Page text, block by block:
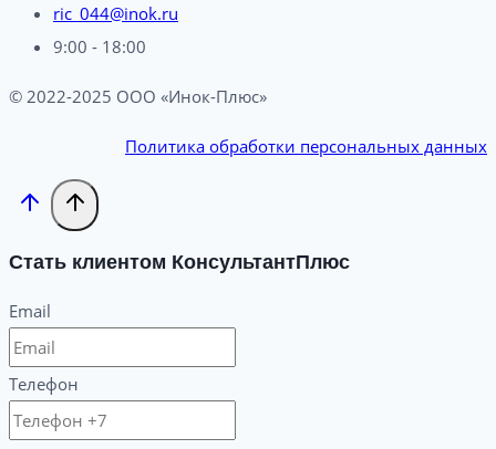
ric_044@inok.ru
9:00 - 18:00
© 2022-2025 ООО «Инок-Плюс»
Политика обработки персональных данных
Стать клиентом КонсультантПлюс
Email
Телефон